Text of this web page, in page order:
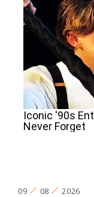
09 08 2026